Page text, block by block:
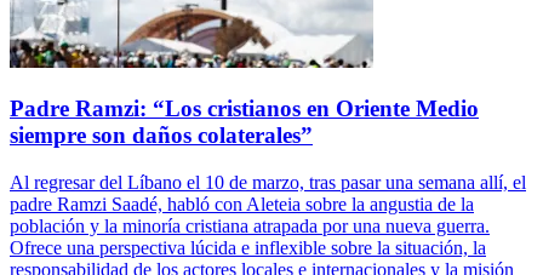
Padre Ramzi: “Los cristianos en Oriente Medio
siempre son daños colaterales”
Al regresar del Líbano el 10 de marzo, tras pasar una semana allí, el
padre Ramzi Saadé, habló con Aleteia sobre la angustia de la
población y la minoría cristiana atrapada por una nueva guerra.
Ofrece una perspectiva lúcida e inflexible sobre la situación, la
responsabilidad de los actores locales e internacionales y la misión